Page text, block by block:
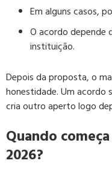
Em alguns casos,
O acordo depende
instituição.
Depois da proposta, o
honestidade. Um acordo
cria outro aperto logo
Quando
2026?